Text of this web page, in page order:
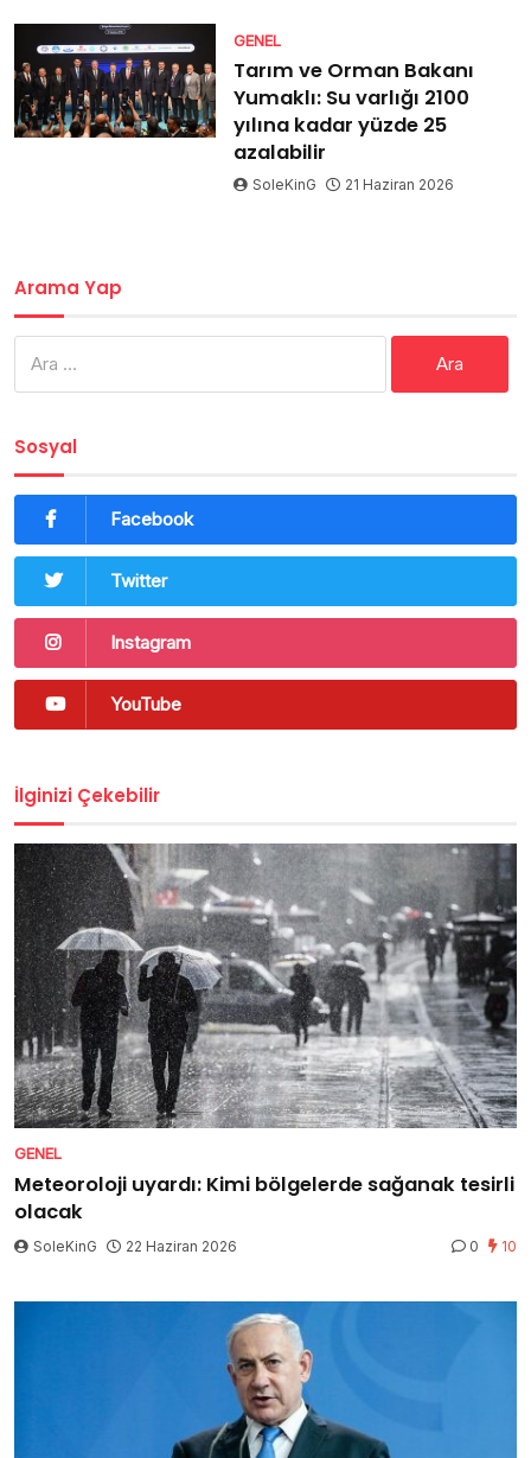
GENEL
Tarım ve Orman Bakanı
Yumaklı: Su varlığı 2100
yılına kadar yüzde 25
azalabilir
SoleKinG 21 Haziran 2026
Arama Yap
Sosyal
Facebook
Twitter
Instagram
YouTube
İlginizi Çekebilir
GENEL
Meteoroloji uyardı: Kimi bölgelerde sağanak tesirli
olacak
SoleKinG 22 Haziran 2026 0 10